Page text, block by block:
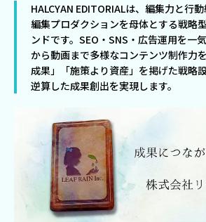
HALCYAN EDITORIALは、編集力と行
編集プロダクションを母体とする戦略
ンドです。SEO・SNS・広告運用を一
から動画まで多様なコンテンツ制作力
成果」「施策より資産」を掲げた戦略
逆算した成果創出を実現します。